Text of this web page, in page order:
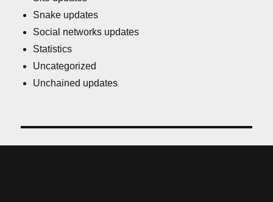
Snake updates
Social networks updates
Statistics
Uncategorized
Unchained updates